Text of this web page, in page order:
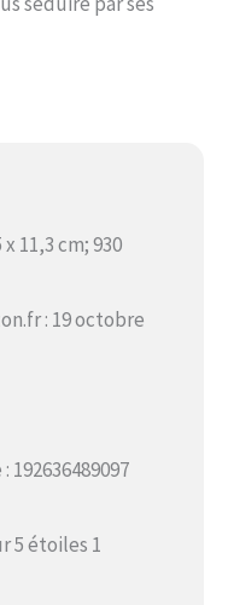
11,3 cm; 930
: 19 octobre
5 étoiles 1